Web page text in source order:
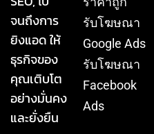
จนถึงการ
ยิงแอด ให้
ธุรกิจของ
คุณเติบโต
อย่างมั่นคง
และยั่งยืน
รับโฆษณา
Google Ads
รับโฆษณา
Facebook
Ads